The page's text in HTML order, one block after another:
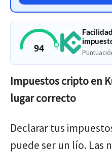
94
Impuestos cripto en
lugar correcto
Declarar tus
puede ser un lío. Las